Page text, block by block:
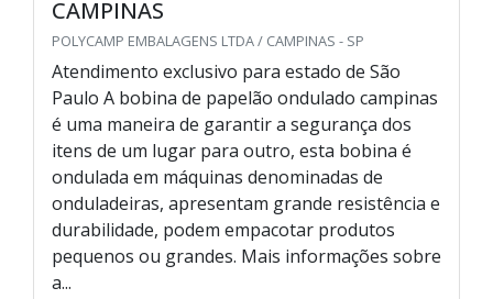
CAMPINAS
POLYCAMP EMBALAGENS LTDA / CAMPINAS - SP
Atendimento exclusivo para estado de São
Paulo A bobina de papelão ondulado campinas
é uma maneira de garantir a segurança dos
itens de um lugar para outro, esta bobina é
ondulada em máquinas denominadas de
onduladeiras, apresentam grande resistência e
durabilidade, podem empacotar produtos
pequenos ou grandes. Mais informações sobre
a...